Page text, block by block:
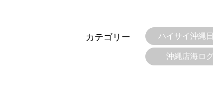
カテゴリー ハイサイ沖縄
沖縄店海ロ
3.クジラとの距離と泳ぎ方
クジラの観察は水面からのみとし、素潜りは禁止と
示がある場合を除き、クジラの近くでフィンキック
できなくなる場合が多いため、必ずこれらの事項を